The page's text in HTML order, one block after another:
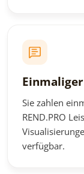
Sie zahlen
REND.PRO
verfügbar.